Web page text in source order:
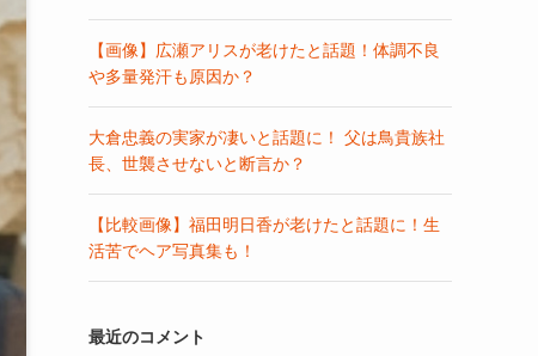
【画像】広瀬アリスが老けたと話題！体調不良
や多量発汗も原因か？
大倉忠義の実家が凄いと話題に！ 父は鳥貴族社
長、世襲させないと断言か？
【比較画像】福田明日香が老けたと話題に！生
活苦でヘア写真集も！
最近のコメント